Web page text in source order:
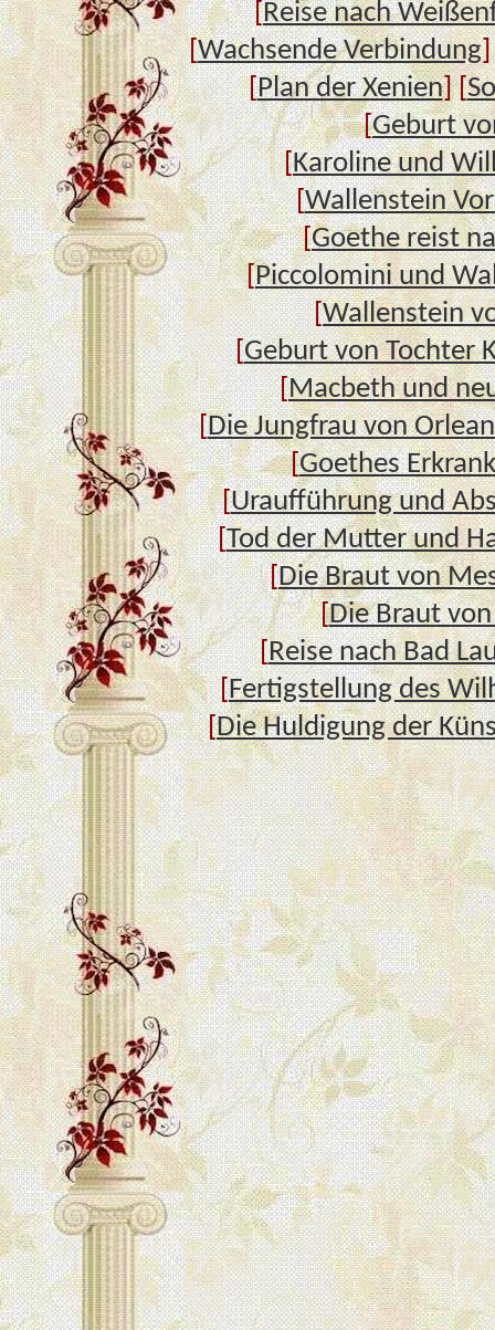
[Reise nach
[Wachsende Verbindung]
[Plan der Xenien] [
[Geburt
[Karoline und
[Wallenstein
[Goethe reist
[Piccolomini und
[Wallenstein
[Geburt von Tochter
[Macbeth und
[Die Jungfrau von
[Goethes
[Uraufführung und
[Tod der Mutter und
[Die Braut von
[Die Braut
[Reise nach Bad
[Fertigstellung des
[Die Huldigung der